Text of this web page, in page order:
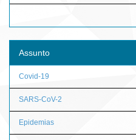
Assunto
Covid-19
SARS-CoV-2
Epidemias